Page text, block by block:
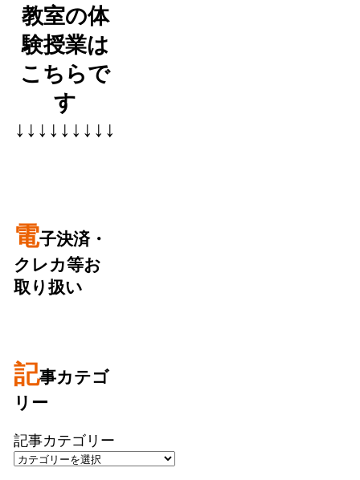
教室の体
験授業は
こちらで
す
↓↓↓↓↓↓↓↓↓
電子決済・
クレカ等お
取り扱い
記事カテゴ
リー
記事カテゴリー